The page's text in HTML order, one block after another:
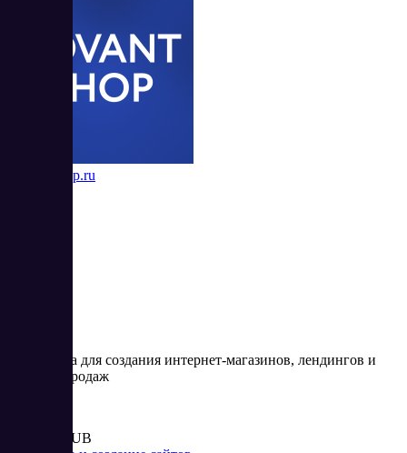
AdvantShop.ru
Платформа для создания интернет-магазинов, лендингов и
воронок продаж
от 2 610 RUB